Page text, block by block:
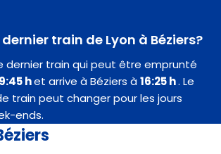
train de Lyon à Béziers?
dernier train qui peut être emprunté
het arrive à Béziers à16:25 h. Le
train peut changer pour les jours
ends.